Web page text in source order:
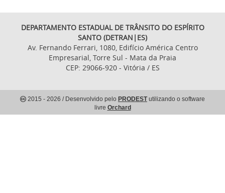
DEPARTAMENTO ESTADUAL DE TRÂNSITO DO ESPÍRITO
SANTO (DETRAN|ES)
Av. Fernando Ferrari, 1080, Edifício América Centro
Empresarial, Torre Sul - Mata da Praia
CEP: 29066-920 - Vitória / ES
2015 - 2026 / Desenvolvido pelo PRODESTutilizando o software
livre Orchard